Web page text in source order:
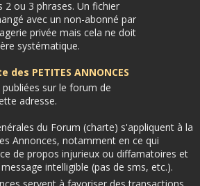
2 ou 3 phrases. Un fichier
avec un non-abonné par
privée mais cela ne doit
systématique.
PETITES ANNONCES
sur le forum de
adresse.
du Forum (charte) s'appliquent à la
Annonces, notamment en ce qui
de propos injurieux ou diffamatoires et
intelligible (pas de sms, etc.).